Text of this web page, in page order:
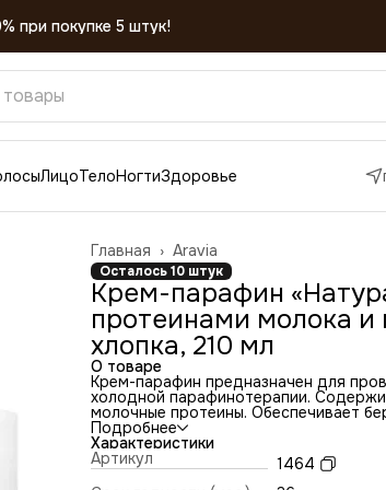
ЛицоТелоНогтиЗдоровье
Aravia
Главная ›
Осталось 10 штук
Крем-парафин
протеинами молока и
хлопка, 210 мл
О товаре
Крем-парафин предназначен для
холодной парафинотерапии.
молочные протеины. Обеспечивает
рук и ног. Интенсивно увлажняет и
восстанавливая ее гидролипидный
упругость и эластичность,
мелких морщинок. Активно питает
Подробнее
Характеристики
Артикул
1464